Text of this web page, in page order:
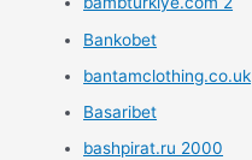
Bankobet
bantamclothing.co.uk
Basaribet
bashpirat.ru 2000